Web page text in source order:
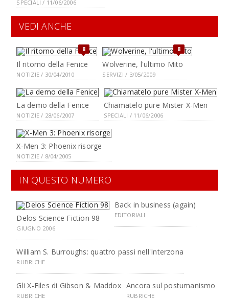
SPECIALI / 11/06/2006
VEDI ANCHE
8
Il ritorno della Fenice
NOTIZIE / 30/04/2010
8
Wolverine, l'ultimo Mito
SERVIZI / 3/05/2009
La demo della Fenice
NOTIZIE / 28/06/2007
Chiamatelo pure Mister X-Men
SPECIALI / 11/06/2006
X-Men 3: Phoenix risorge
NOTIZIE / 8/04/2005
IN QUESTO NUMERO
Delos Science Fiction 98
GIUGNO 2006
Back in business (again)
EDITORIALI
William S. Burroughs: quattro passi nell'Interzona
RUBRICHE
Gli X-Files di Gibson & Maddox
RUBRICHE
Ancora sul postumanismo
RUBRICHE